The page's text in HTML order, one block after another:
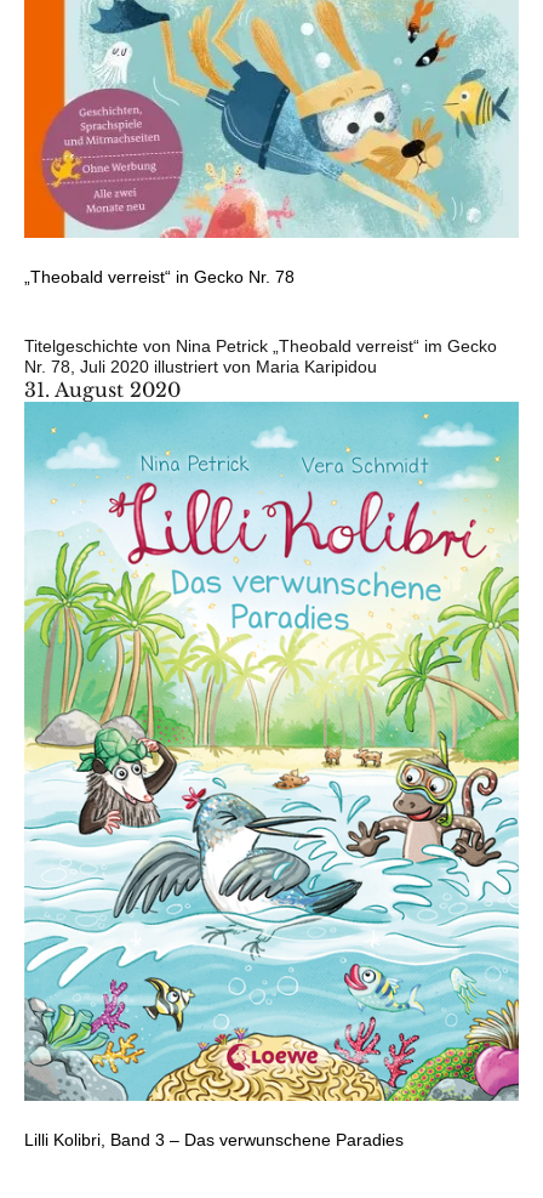
„Theobald verreist“ in Gecko Nr. 78
Titelgeschichte von Nina Petrick „Theobald verreist“ im Gecko
Nr. 78, Juli 2020 illustriert von Maria Karipidou
31. August 2020
Lilli Kolibri, Band 3 – Das verwunschene Paradies